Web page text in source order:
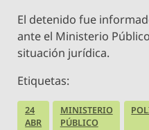
El detenido fue
ante el Ministerio
situación jurídica.
Etiquetas:
24
ABR
MINISTERIO
PÚBLICO